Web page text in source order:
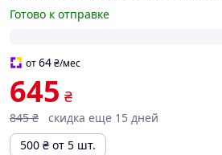
Готово к отправке
от64₴/мес
645 ₴
845 ₴
скидка еще 15 дней
500 ₴ от 5 шт.